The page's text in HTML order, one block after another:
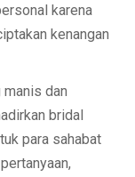
karena
kenangan
dan
bridal
para sahabat